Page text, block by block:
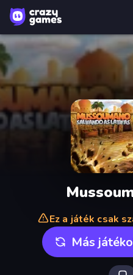
Ez a játék csak
Más